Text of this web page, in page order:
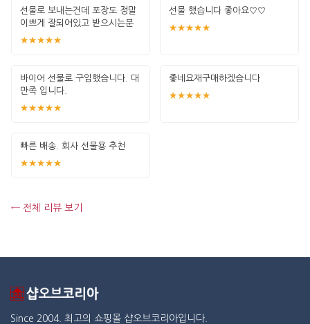
선물로 보내는건데 포장도 정말
이쁘게 잘되어있고 받으시는분
도 기념으로 너
★★★★★
선물 했습니다 좋아요♡♡
★★★★★
바이어 선물로 구입했습니다. 대
만족 입니다.
★★★★★
좋네요재구매하겠습니다
★★★★★
빠른 배송. 회사 선물용 추천
★★★★★
← 전체 리뷰 보기
Since 2004. 최고의 쇼핑몰 샵오브코리아입니다.